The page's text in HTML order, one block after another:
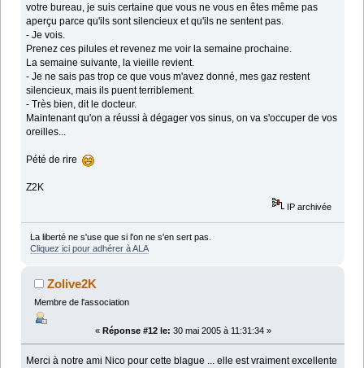
votre bureau, je suis certaine que vous ne vous en êtes même pas
aperçu parce qu'ils sont silencieux et qu'ils ne sentent pas.
- Je vois.
Prenez ces pilules et revenez me voir la semaine prochaine.
La semaine suivante, la vieille revient.
- Je ne sais pas trop ce que vous m'avez donné, mes gaz restent
silencieux, mais ils puent terriblement.
- Très bien, dit le docteur.
Maintenant qu'on a réussi à dégager vos sinus, on va s'occuper de vos
oreilles...
Pété de rire
Z2K
IP archivée
La liberté ne s'use que si l'on ne s'en sert pas.
Cliquez ici pour adhérer à ALA
Zolive2K
Membre de l'association
« Réponse #12 le: 30 mai 2005 à 11:31:34 »
Merci à notre ami Nico pour cette blague ... elle est vraiment excellente